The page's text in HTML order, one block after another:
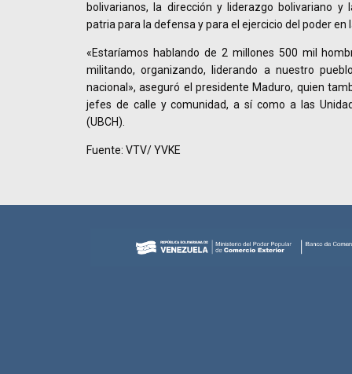
bolivarianos, la dirección y liderazgo bolivariano y
patria para la defensa y para el ejercicio del poder en
«Estaríamos hablando de 2 millones 500 mil
militando, organizando, liderando a nuestro
nacional», aseguró el presidente Maduro, quien
jefes de calle y comunidad, a sí como a las
(UBCH).
Fuente: VTV/ YVKE